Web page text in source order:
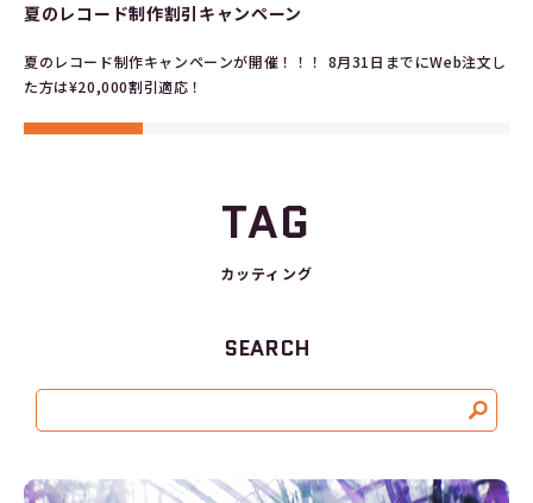
夏のレコード制作割引キャンペーン
夏のレコード制作キャンペーンが開催！！！ 8月31日までにWeb注文し
た方は¥20,000割引適応！
TAG
カッティング
SEARCH